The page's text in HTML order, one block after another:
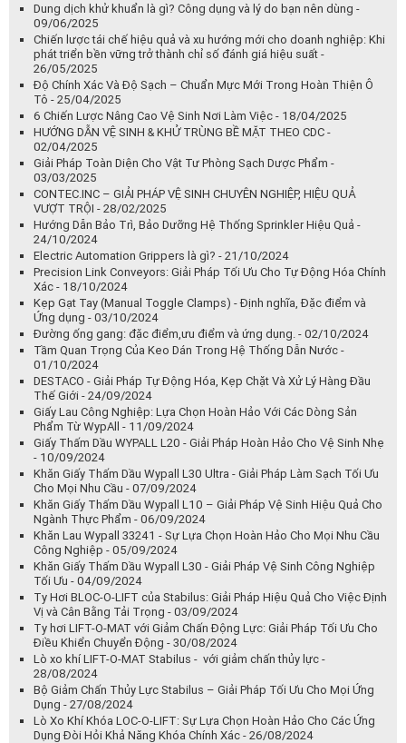
Dung dịch khử khuẩn là gì? Công dụng và lý do bạn nên dùng -
09/06/2025
Chiến lược tái chế hiệu quả và xu hướng mới cho doanh nghiệp: Khi
phát triển bền vững trở thành chỉ số đánh giá hiệu suất -
26/05/2025
Độ Chính Xác Và Độ Sạch – Chuẩn Mực Mới Trong Hoàn Thiện Ô
Tô - 25/04/2025
6 Chiến Lược Nâng Cao Vệ Sinh Nơi Làm Việc - 18/04/2025
HƯỚNG DẪN VỆ SINH & KHỬ TRÙNG BỀ MẶT THEO CDC -
02/04/2025
Giải Pháp Toàn Diện Cho Vật Tư Phòng Sạch Dược Phẩm -
03/03/2025
CONTEC.INC – GIẢI PHÁP VỆ SINH CHUYÊN NGHIỆP, HIỆU QUẢ
VƯỢT TRỘI - 28/02/2025
Hướng Dẫn Bảo Trì, Bảo Dưỡng Hệ Thống Sprinkler Hiệu Quả -
24/10/2024
Electric Automation Grippers là gì? - 21/10/2024
Precision Link Conveyors: Giải Pháp Tối Ưu Cho Tự Động Hóa Chính
Xác - 18/10/2024
Kẹp Gạt Tay (Manual Toggle Clamps) - Định nghĩa, Đặc điểm và
Ứng dụng - 03/10/2024
Đường ống gang: đặc điểm,ưu điểm và ứng dụng. - 02/10/2024
Tầm Quan Trọng Của Keo Dán Trong Hệ Thống Dẫn Nước -
01/10/2024
DESTACO - Giải Pháp Tự Động Hóa, Kẹp Chặt Và Xử Lý Hàng Đầu
Thế Giới - 24/09/2024
Giấy Lau Công Nghiệp: Lựa Chọn Hoàn Hảo Với Các Dòng Sản
Phẩm Từ WypAll - 11/09/2024
Giấy Thấm Dầu WYPALL L20 - Giải Pháp Hoàn Hảo Cho Vệ Sinh Nhẹ
- 10/09/2024
Khăn Giấy Thấm Dầu Wypall L30 Ultra - Giải Pháp Làm Sạch Tối Ưu
Cho Mọi Nhu Cầu - 07/09/2024
Khăn Giấy Thấm Dầu Wypall L10 – Giải Pháp Vệ Sinh Hiệu Quả Cho
Ngành Thực Phẩm - 06/09/2024
Khăn Lau Wypall 33241 - Sự Lựa Chọn Hoàn Hảo Cho Mọi Nhu Cầu
Công Nghiệp - 05/09/2024
Khăn Giấy Thấm Dầu Wypall L30 - Giải Pháp Vệ Sinh Công Nghiệp
Tối Ưu - 04/09/2024
Ty Hơi BLOC-O-LIFT của Stabilus: Giải Pháp Hiệu Quả Cho Việc Định
Vị và Cân Bằng Tải Trọng - 03/09/2024
Ty hơi LIFT-O-MAT với Giảm Chấn Động Lực: Giải Pháp Tối Ưu Cho
Điều Khiển Chuyển Động - 30/08/2024
Lò xo khí LIFT-O-MAT Stabilus - với giảm chấn thủy lực -
28/08/2024
Bộ Giảm Chấn Thủy Lực Stabilus – Giải Pháp Tối Ưu Cho Mọi Ứng
Dụng - 27/08/2024
Lò Xo Khí Khóa LOC-O-LIFT: Sự Lựa Chọn Hoàn Hảo Cho Các Ứng
Dụng Đòi Hỏi Khả Năng Khóa Chính Xác - 26/08/2024